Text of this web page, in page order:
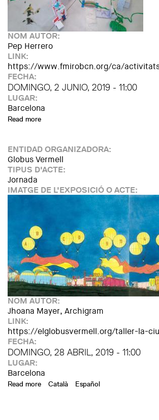
NOM AUTOR:
Pep Herrero
LINK:
https://www.fmirobcn.org/ca/
FECHA:
DOMINGO, 2 JUNIO, 2019 - 11:00
LUGAR:
Barcelona
Read more
ENTIDAD ORGANIZADORA:
Globus Vermell
TIPUS D'ACTE:
Jornada
IMATGE DE L'EXPOSICIÓ O ACTE:
NOM AUTOR:
Jhoana Mayer, Archigram
LINK:
https://elglobusvermell.org/taller-la-
FECHA:
DOMINGO, 28 ABRIL, 2019 - 11:00
LUGAR:
Barcelona
Read more about Workshop "The imagined city"
Català Español